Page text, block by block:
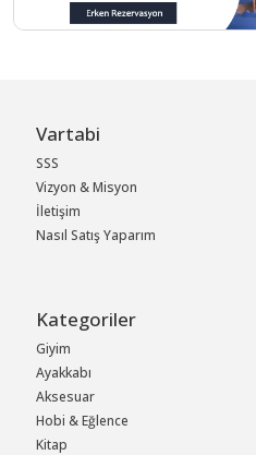
Vartabi
SSS
Vizyon & Misyon
İletişim
Nasıl Satış Yaparım
Kategoriler
Giyim
Ayakkabı
Aksesuar
Hobi & Eğlence
Kitap